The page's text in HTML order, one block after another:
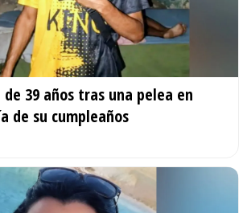
39 años tras una pelea en
de su cumpleaños